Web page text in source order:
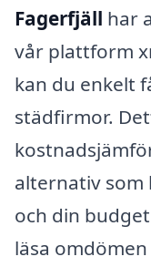
Fagerfjäll har
vår plattform
kan du enkelt
städfirmor.
alternativ som
och din
läsa